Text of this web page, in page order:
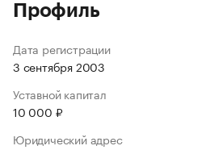
Профиль
Дата регистрации
3 сентября 2003
Уставной капитал
10 000 ₽
Юридический адрес